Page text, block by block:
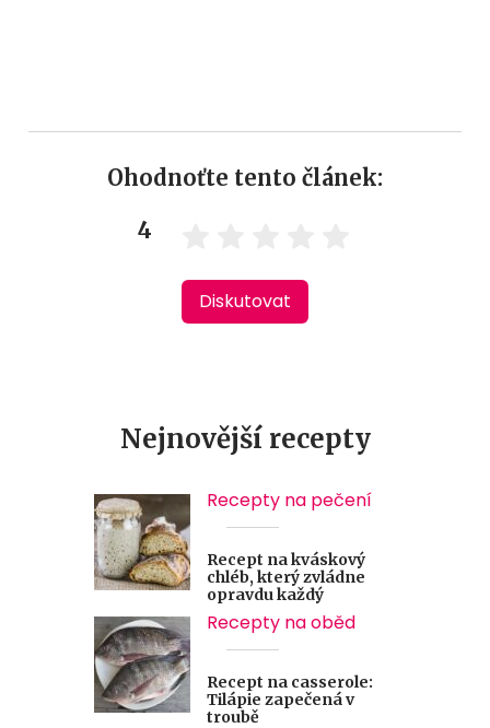
Ohodnoťte tento článek:
4
Diskutovat
Nejnovější recepty
Recepty na pečení
Recept na kváskový
chléb, který zvládne
opravdu každý
Recepty na oběd
Recept na casserole:
Tilápie zapečená v
troubě